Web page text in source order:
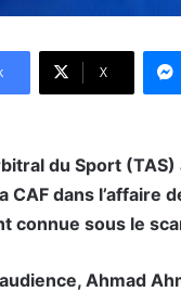
X
du Sport
CAF dans l’affaire
connue sous le
Ahmad